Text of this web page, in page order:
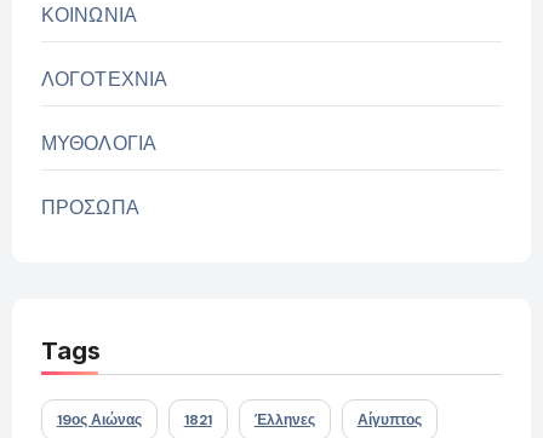
ΚΟΙΝΩΝΙΑ
ΛΟΓΟΤΕΧΝΙΑ
ΜΥΘΟΛΟΓΙΑ
ΠΡΟΣΩΠΑ
Tags
19ος Αιώνας 1821 Έλληνες Αίγυπτος